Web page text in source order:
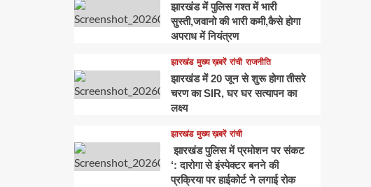
झारखंड में पुलिस गश्त में भारी
सुस्ती,जवानो की भारी कमी,कैसे होगा
अपराध में नियंत्रण
झारखंड मुख्य ख़बरें रांची राजनीति
झारखंड में 20 जून से शुरू होगा तीसरे
चरण का SIR, घर घर सत्यापन का
लक्ष्य
झारखंड मुख्य ख़बरें रांची
झारखंड पुलिस में प्रमोशन पर संकट
‘: दारोगा से इंस्पेक्टर बनने की
प्रक्रिया पर हाईकोर्ट ने लगाई रोक